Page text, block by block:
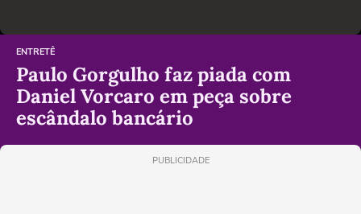
ENTRETÊ
Paulo Gorgulho faz piada com
Daniel Vorcaro em peça sobre
escândalo bancário
PUBLICIDADE